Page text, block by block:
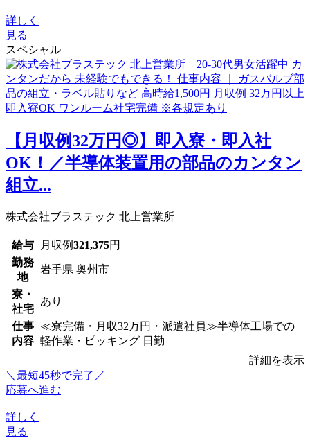
詳しく
見る
スペシャル
【月収例32万円◎】即入寮・即入社
OK！／半導体装置用の部品のカンタン
組立...
株式会社ブラステック 北上営業所
給与 月収例321,375円
勤務
地
岩手県 奥州市
寮・
社宅
あり
仕事
内容
≪寮完備・月収32万円・派遣社員≫半導体工場での
軽作業・ピッキング 日勤
詳細を表示
＼最短45秒で完了／
応募へ進む
詳しく
見る